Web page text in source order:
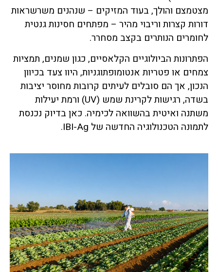
מצטמצם והולך, בעוד המזיקים – שנהנים משרשראות
דורות קצרות וריבוי מהיר – מפתחים חסינות גנטית
לחומרים הנותרים בקצב מסחרר.
הפתרונות הביולוגיים הקלאסיים, כגון שמנים, תמציות
צמחים או פטריות אנטומופתוגניות, היוו צעד בכיוון
הנכון, אך הם סובלים לעיתים קרובות מחוסר יציבות
בשדה, רגישות לקרינת שמש (UV) ורמת יעילות
משתנה ואיטית בהשוואה לכימיה. כאן בדיוק נכנסת
לתמונה הטכנולוגיה החדשה של IBI-Ag.